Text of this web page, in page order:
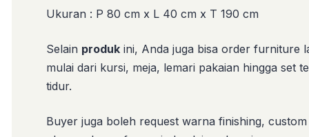
Ukuran : P 80 cm x L 40 cm x T 190 cm
Selain produk ini, Anda juga bisa order furniture
mulai dari kursi, meja, lemari pakaian hingga set
tidur.
Buyer juga boleh request warna finishing, custom